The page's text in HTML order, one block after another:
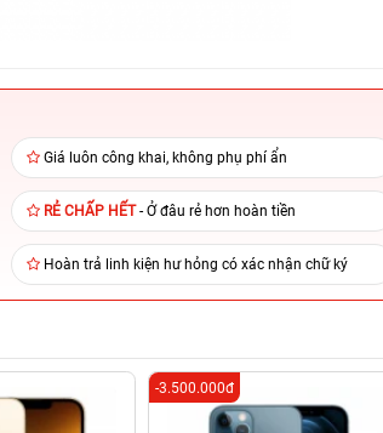
Giá luôn công khai, không phụ phí ẩn
RẺ CHẤP HẾT- Ở đâu rẻ hơn hoàn tiền
Hoàn trả linh kiện hư hỏng có xác nhận chữ ký
-3.500.000đ